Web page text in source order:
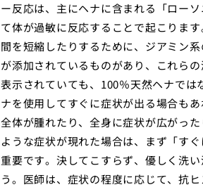
ー反応は、主にヘナに含まれる「ロー
て体が過敏に反応することで起こりま
間を短縮したりするために、ジアミン
が添加されているものがあり、これら
表示されていても、100％天然ヘナで
ナを使用してすぐに症状が出る場合も
全体が腫れたり、全身に症状が広がっ
ような症状が現れた場合は、まず「す
重要です。決してこすらず、優しく洗
う。医師は、症状の程度に応じて、抗